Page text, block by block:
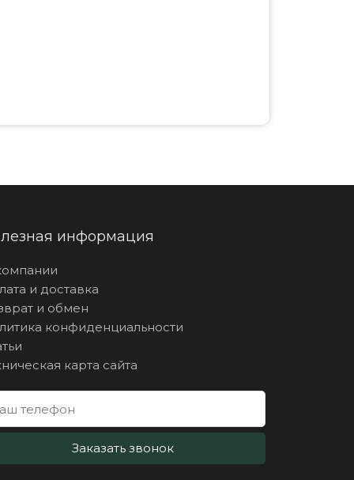
информация
и доставка
и обмен
конфиденциальности
карта сайта
Заказать звонок